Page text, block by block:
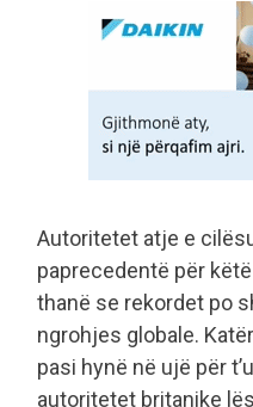
Autoritetet atje e
paprecedentë për
thanë se rekordet po
ngrohjes globale.
pasi hynë në ujë për
autoritetet britanike